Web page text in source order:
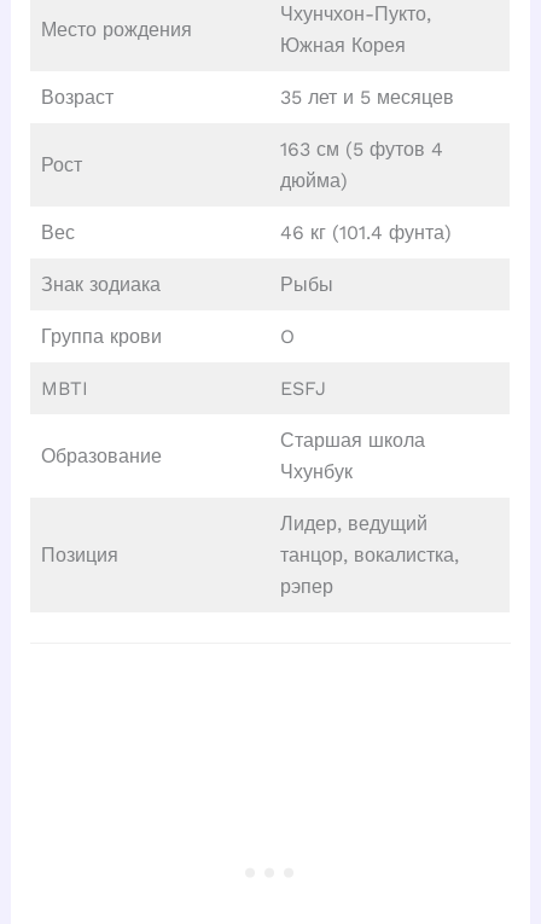
Место рождения
Чхунчхон-Пукто,
Южная Корея
Возраст 35 лет и 5 месяцев
Рост
163 см (5 футов 4
дюйма)
Вес 46 кг (101.4 фунта)
Знак зодиака Рыбы
Группа крови O
MBTI ESFJ
Образование
Старшая школа
Чхунбук
Позиция
Лидер, ведущий
танцор, вокалистка,
рэпер